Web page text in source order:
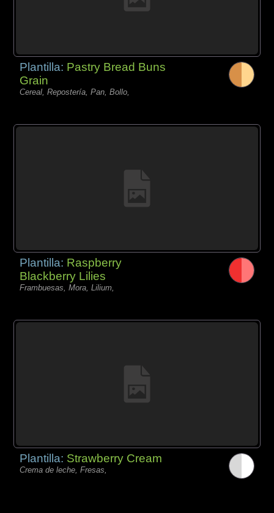
Plantilla: Pastry Bread Buns
Grain
Cereal, Repostería, Pan, Bollo,
Plantilla: Raspberry
Blackberry Lilies
Frambuesas, Mora, Lilium,
Plantilla: Strawberry Cream
Crema de leche, Fresas,